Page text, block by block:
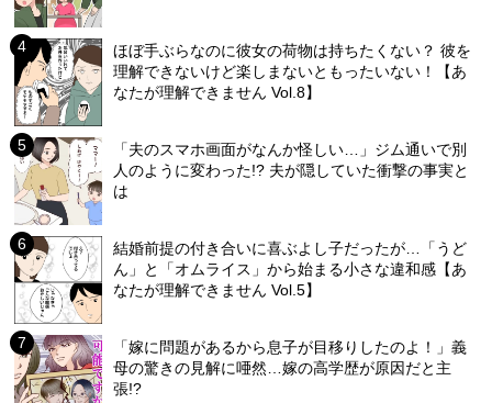
ほぼ手ぶらなのに彼女の荷物は持ちたくない？ 彼を
理解できないけど楽しまないともったいない！【あ
なたが理解できません Vol.8】
「夫のスマホ画面がなんか怪しい…」ジム通いで別
人のように変わった!? 夫が隠していた衝撃の事実と
は
結婚前提の付き合いに喜ぶよし子だったが…「うど
ん」と「オムライス」から始まる小さな違和感【あ
なたが理解できません Vol.5】
「嫁に問題があるから息子が目移りしたのよ！」義
母の驚きの見解に唖然…嫁の高学歴が原因だと主
張!?